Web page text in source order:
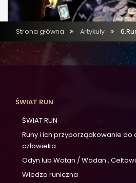
Strona główna Artykuły
ŚWIAT RUN
ŚWIAT RUN
Runy i ich przyporządkowanie do
człowieka
Odyn lub Wotan / Wodan ,
Wiedza runiczna